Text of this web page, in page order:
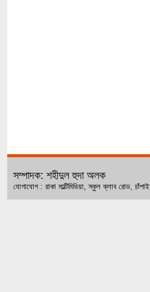
সম্পাদক: শহীদুল হুদা অলক
যোগাযোগ : রাকা মাল্টিমিডিয়া, স্কুল ক্লাব